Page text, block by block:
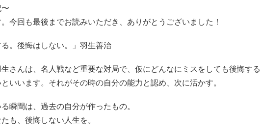
今回も最後までお読みいただき、ありがとうございました！
る。後悔はしない。」羽生善治
さんは、名人戦など重要な対局で、仮にどんなにミスをしても後悔する
いいます。それがその時の自分の能力と認め、次に活かす。
瞬間は、過去の自分が作ったもの。
も、後悔しない人生を。